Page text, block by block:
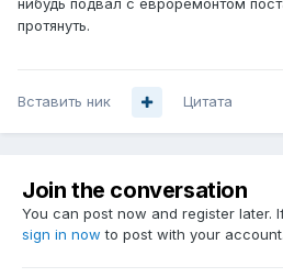
нибудь подвал с евроремонтом
протянуть.
Вставить ник Цитата
Join the conversation
You can post now and register later.
sign in now to post with your account.